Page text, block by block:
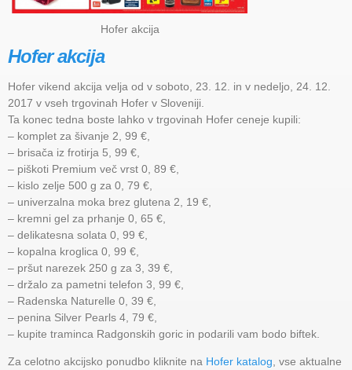
Hofer akcija
Hofer akcija
Hofer vikend akcija velja od v soboto, 23. 12. in v nedeljo, 24. 12.
2017 v vseh trgovinah Hofer v Sloveniji.
Ta konec tedna boste lahko v trgovinah Hofer ceneje kupili:
– komplet za šivanje 2, 99 €,
– brisača iz frotirja 5, 99 €,
– piškoti Premium več vrst 0, 89 €,
– kislo zelje 500 g za 0, 79 €,
– univerzalna moka brez glutena 2, 19 €,
– kremni gel za prhanje 0, 65 €,
– delikatesna solata 0, 99 €,
– kopalna kroglica 0, 99 €,
– pršut narezek 250 g za 3, 39 €,
– držalo za pametni telefon 3, 99 €,
– Radenska Naturelle 0, 39 €,
– penina Silver Pearls 4, 79 €,
– kupite traminca Radgonskih goric in podarili vam bodo biftek.
Za celotno akcijsko ponudbo kliknite na Hofer katalog , vse aktualne